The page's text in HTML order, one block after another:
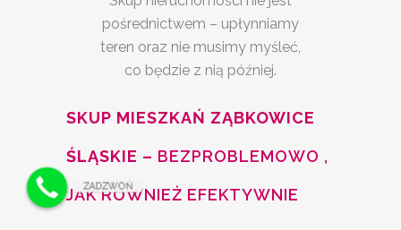
pośrednictwem – upłynniamy
teren oraz nie musimy myśleć,
co będzie z nią później.
SKUP MIESZKAŃ ZĄBKOWICE
ŚLĄSKIE – BEZPROBLEMOWO ,
JAK RÓWNIEŻ EFEKTYWNIE
ZADZWOŃ